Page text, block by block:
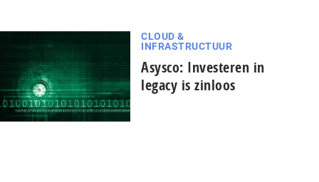
CLOUD &
INFRASTRUCTUUR
Asysco: Investeren in
legacy is zinloos